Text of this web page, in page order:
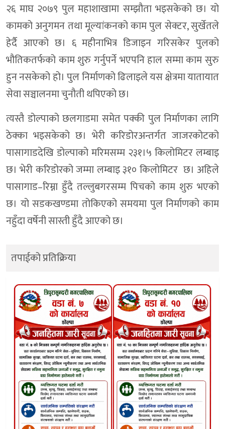
२६ माघ २०७९ पुल महाशाखामा सम्झौता भइसकेको छ। यो
कामको अनुगमन तथा मूल्यांकनको काम पुल सेक्टर, सुर्खेतले
हेर्दै आएको छ। ६ महीनाभित्र डिजाइन गरिसकेर पुलको
भौतिकतर्फको काम शुरु गर्नुपर्ने भएपनि हाल सम्मा काम सुरु
हुन नसकेको हो। पुल निर्माणको ढिलाइले यस क्षेत्रमा यातायात
सेवा सञ्चालनमा चुनौती थपिएको छ।
त्यस्तै डोल्पाको छलगाडमा समेत पक्की पुल निर्माणका लागि
ठेक्का भइसकेको छ। भेरी करिडोरअन्तर्गत जाजरकोटको
पासागाडदेखि डोल्पाको मरिमसम्म २३१।५ किलोमिटर लम्बाइ
छ। भेरी करिडोरको जम्मा लम्बाइ ३१० किलोमिटर छ। अहिले
पासागाड–रिम्ना हुँदै तल्लुबगरसम्म पिचको काम शुरु भएको
छ। यो सडकखण्डमा तोकिएको समयमा पुल निर्माणको काम
नहुँदा वर्षेनी सास्ती हुँदै आएको छ।
तपाईको प्रतिक्रिया